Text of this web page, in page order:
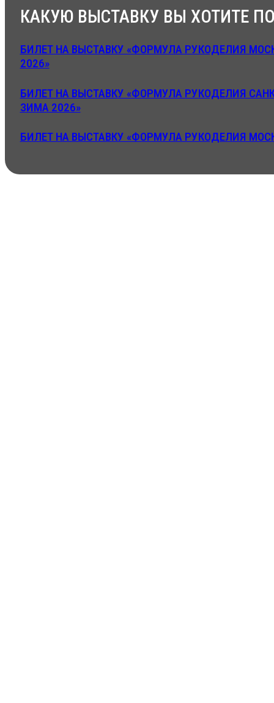
КАКУЮ ВЫСТАВКУ ВЫ ХОТИТЕ
БИЛЕТ НА ВЫСТАВКУ «ФОРМУЛА РУКОДЕЛИЯ
2026»
БИЛЕТ НА ВЫСТАВКУ «ФОРМУЛА РУКОДЕЛИЯ
ЗИМА 2026»
БИЛЕТ НА ВЫСТАВКУ «ФОРМУЛА РУКОДЕЛИЯ